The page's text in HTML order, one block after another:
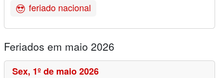
feriado nacional
Feriados em maio 2026
Sex, 1º de maio 2026